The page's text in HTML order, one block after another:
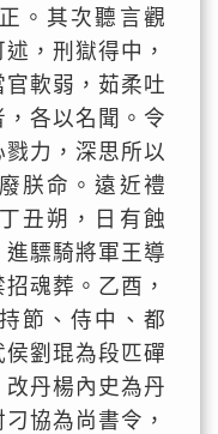
。其次聽言觀
，刑獄得中，
軟弱，茹柔吐
各以名聞。令
力，深思所以
朕命。遠近禮
丑朔，日有蝕
驃騎將軍王導
魂葬。乙酉，
節、侍中、都
劉琨為段匹磾
丹楊內史為丹
協為尚書令，